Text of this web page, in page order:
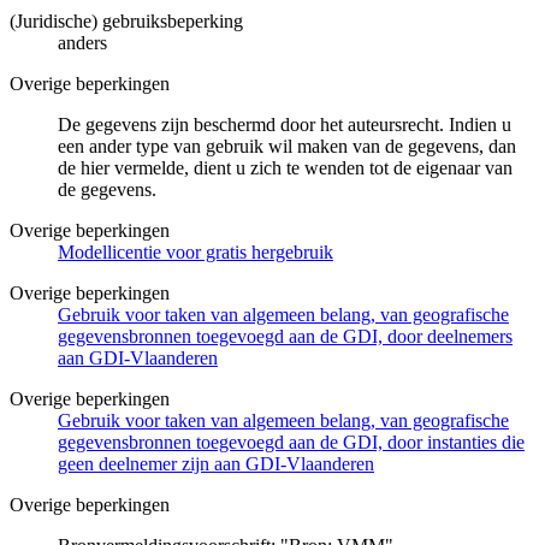
(Juridische) gebruiksbeperking
anders
Overige beperkingen
De gegevens zijn beschermd door het auteursrecht. Indien u
een ander type van gebruik wil maken van de gegevens, dan
de hier vermelde, dient u zich te wenden tot de eigenaar van
de gegevens.
Overige beperkingen
Modellicentie voor gratis hergebruik
Overige beperkingen
Gebruik voor taken van algemeen belang, van geografische
gegevensbronnen toegevoegd aan de GDI, door deelnemers
aan GDI-Vlaanderen
Overige beperkingen
Gebruik voor taken van algemeen belang, van geografische
gegevensbronnen toegevoegd aan de GDI, door instanties die
geen deelnemer zijn aan GDI-Vlaanderen
Overige beperkingen